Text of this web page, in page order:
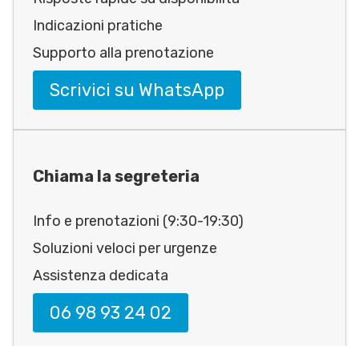
Indicazioni pratiche
Supporto alla prenotazione
Scrivici su WhatsApp
Chiama la segreteria
Info e prenotazioni (9:30-19:30)
Soluzioni veloci per urgenze
Assistenza dedicata
06 98 93 24 02